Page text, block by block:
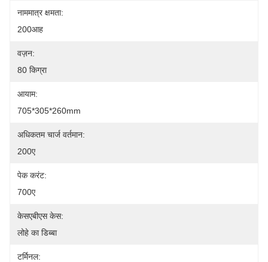
नाममात्र क्षमता:
200आह
वज़न:
80 किग्रा
आयाम:
705*305*260mm
अधिकतम चार्ज वर्तमान:
200ए
पेक करंट:
700ए
केसएबीएस केस:
लोहे का डिब्बा
टर्मिनल: